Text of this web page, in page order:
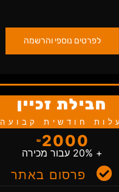
חבילת זכיין
עלות חודשית קבועה
₪ 2000
+ 20% עבור מכירה
פרסום באתר
לפרטים נוספי והרשמה